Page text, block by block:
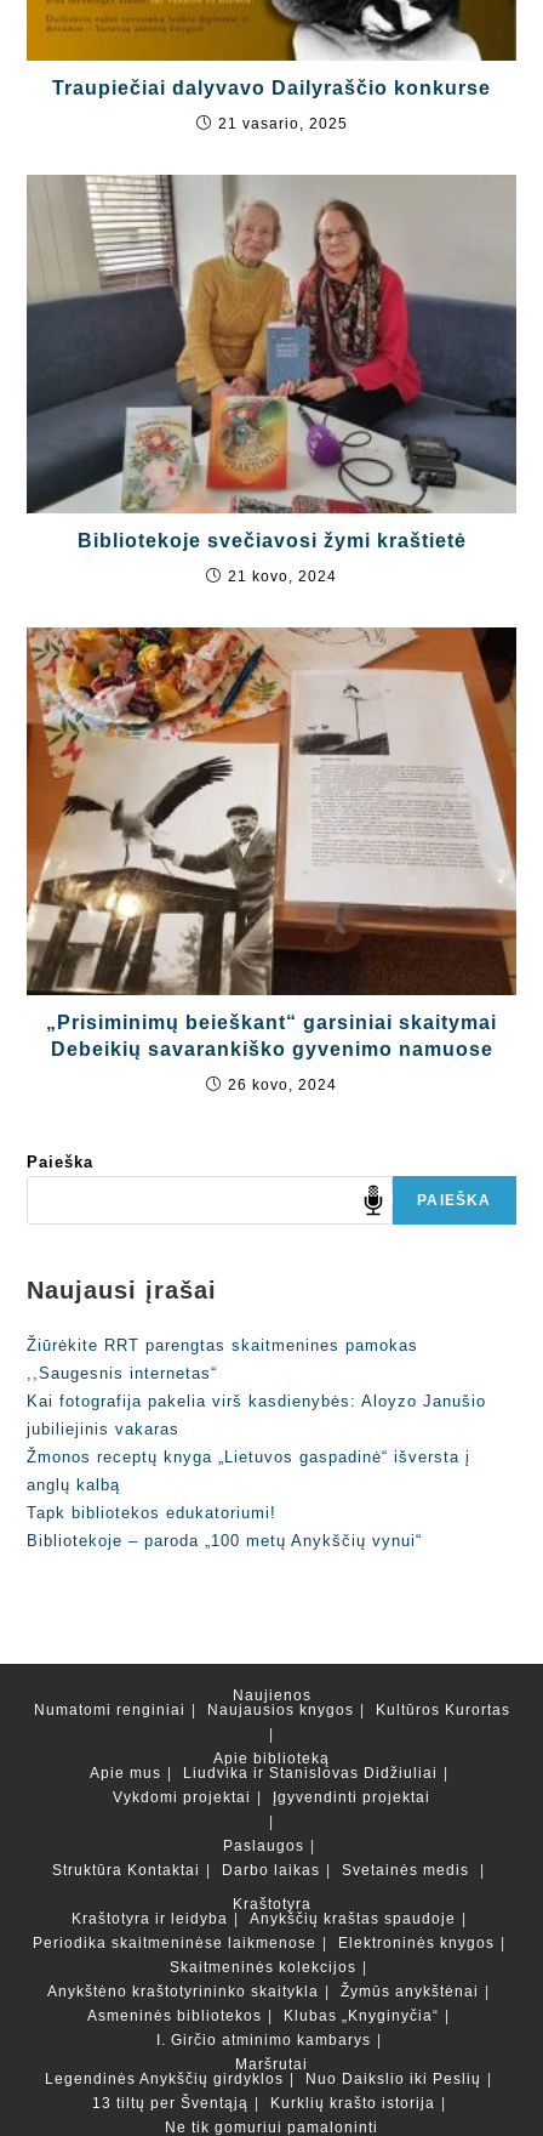
Traupiečiai dalyvavo Dailyraščio konkurse
21 vasario, 2025
Bibliotekoje svečiavosi žymi kraštietė
21 kovo, 2024
„Prisiminimų beieškant“ garsiniai skaitymai
Debeikių savarankiško gyvenimo namuose
26 kovo, 2024
Paieška
PAIEŠKA
Naujausi įrašai
Žiūrėkite RRT parengtas skaitmenines pamokas
,,Saugesnis internetas“
Kai fotografija pakelia virš kasdienybės: Aloyzo Janušio
jubiliejinis vakaras
Žmonos receptų knyga „Lietuvos gaspadinė“ išversta į
anglų kalbą
Tapk bibliotekos edukatoriumi!
Bibliotekoje – paroda „100 metų Anykščių vynui“
Naujienos
Numatomi renginiai
Naujausios knygos Kultūros Kurortas
Apie biblioteką
Apie mus
Liudvika ir Stanislovas Didžiuliai
Vykdomi projektai
Įgyvendinti projektai
Paslaugos
Struktūra Kontaktai Darbo laikas
Svetainės medis
Kraštotyra
Kraštotyra ir leidyba
Anykščių kraštas spaudoje
Periodika skaitmeninėse laikmenose
Elektroninės knygos
Skaitmeninės kolekcijos
Anykštėno kraštotyrininko skaitykla
Žymūs anykštėnai
Asmeninės bibliotekos
Klubas „Knyginyčia“
I. Girčio atminimo kambarys
Maršrutai
Legendinės Anykščių girdyklos
Nuo Daikslio iki Peslių
13 tiltų per Šventąją
Kurklių krašto istorija
Ne tik gomuriui pamaloninti